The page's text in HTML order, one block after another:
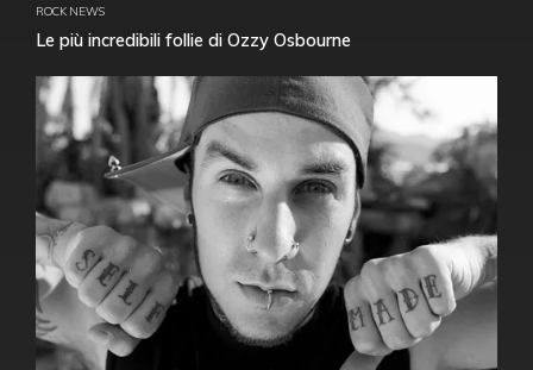
ROCK NEWS
Le più incredibili follie di Ozzy Osbourne